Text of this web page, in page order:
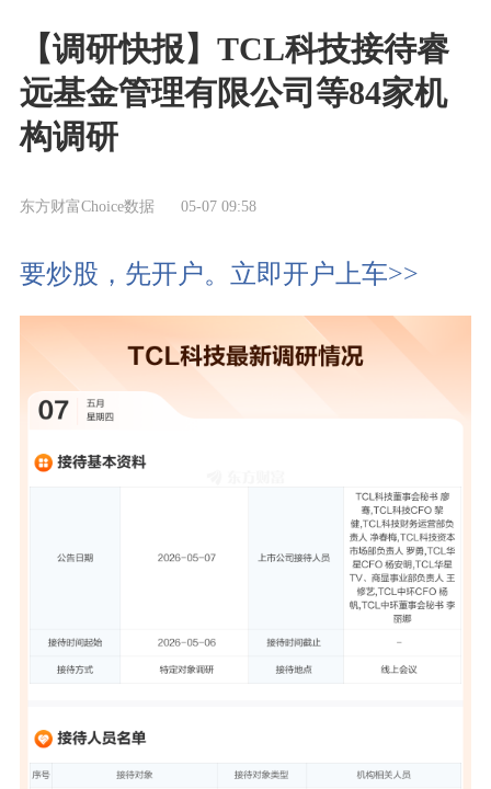
【调研快报】TCL科技接待睿
远基金管理有限公司等84家机
构调研
东方财富Choice数据 05-07 09:58
要炒股，先开户。立即开户上车>>